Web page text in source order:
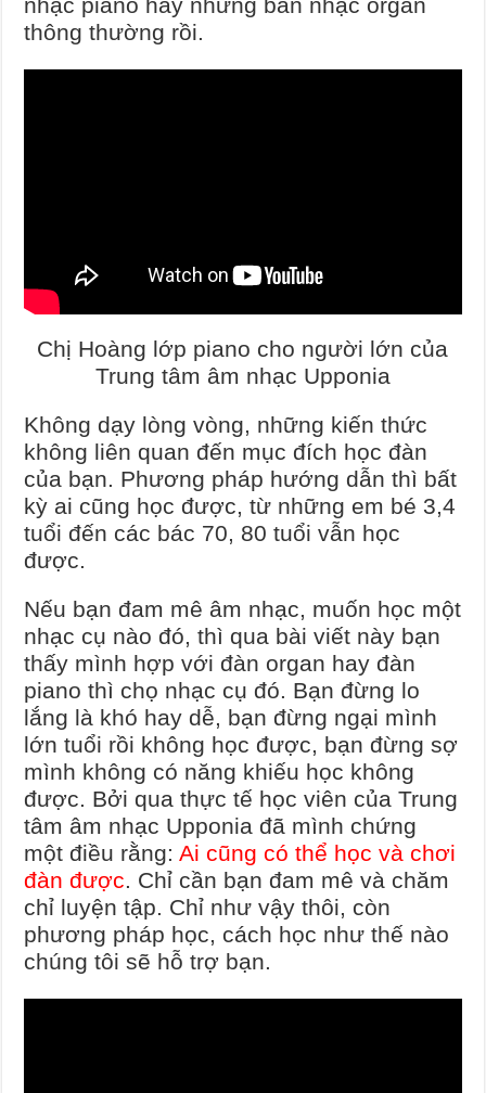
nhạc piano hay những bản nhạc organ
thông thường rồi.
Chị Hoàng lớp piano cho người lớn của
Trung tâm âm nhạc Upponia
Không dạy lòng vòng, những kiến thức
không liên quan đến mục đích học đàn
của bạn. Phương pháp hướng dẫn thì bất
kỳ ai cũng học được, từ những em bé 3,4
tuổi đến các bác 70, 80 tuổi vẫn học
được.
Nếu bạn đam mê âm nhạc, muốn học một
nhạc cụ nào đó, thì qua bài viết này bạn
thấy mình hợp với đàn organ hay đàn
piano thì chọ nhạc cụ đó. Bạn đừng lo
lắng là khó hay dễ, bạn đừng ngại mình
lớn tuổi rồi không học được, bạn đừng sợ
mình không có năng khiếu học không
được. Bởi qua thực tế học viên của Trung
tâm âm nhạc Upponia đã mình chứng
một điều rằng:Ai cũng có thể học và chơi
đàn được. Chỉ cần bạn đam mê và chăm
chỉ luyện tập. Chỉ như vậy thôi, còn
phương pháp học, cách học như thế nào
chúng tôi sẽ hỗ trợ bạn.